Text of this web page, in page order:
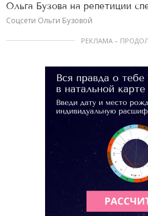
Ольга Бузова на репетиции
Соцсети Ольги Бузовой
РЕКЛАМА –